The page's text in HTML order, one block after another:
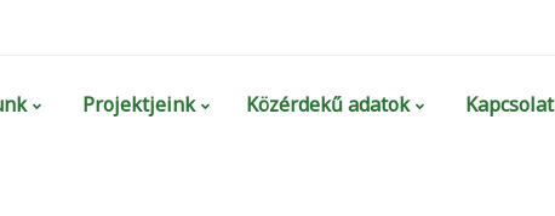
Projektjeink Közérdekű adatok Kapcsolat